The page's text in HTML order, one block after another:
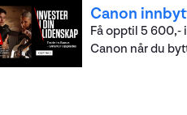
Canon
Få opptil 5
Canon når du